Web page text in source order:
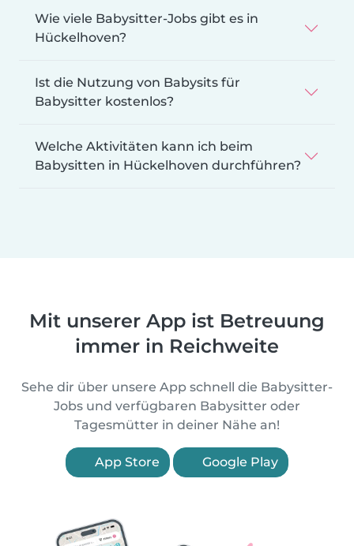
Wie viele Babysitter-Jobs gibt es in
Hückelhoven?
Ist die Nutzung von Babysits für
Babysitter kostenlos?
Welche Aktivitäten kann ich beim
Babysitten in Hückelhoven durchführen?
Mit unserer App ist Betreuung
immer in Reichweite
Sehe dir über unsere App schnell die Babysitter-
Jobs und verfügbaren Babysitter oder
Tagesmütter in deiner Nähe an!
App Store Google Play